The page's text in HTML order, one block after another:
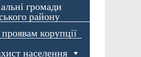
громади
району
корупції
населення